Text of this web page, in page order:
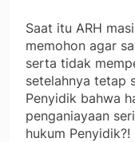
Saat itu ARH
memohon agar
serta tidak
setelahnya tetap
Penyidik bahwa
penganiayaan
hukum Penyidik?!